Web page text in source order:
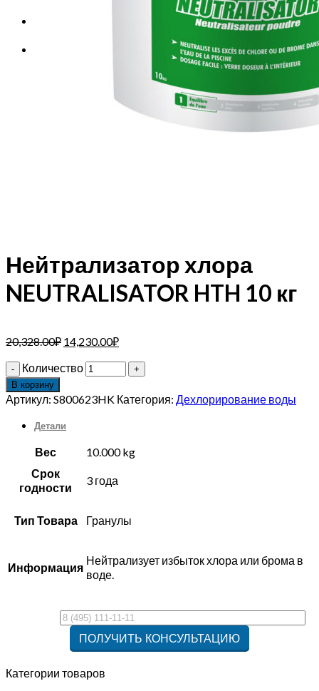
Нейтрализатор хлора
NEUTRALISATOR HTH 10 кг
20,328.00₽ 14,230.00₽
Количество
В корзину
Артикул: S800623HK Категория: Дехлорирование воды
Детали
Вес
10.000 kg
Срок
годности
3 года
Тип Товара Гранулы
Информация
Нейтрализует избыток хлора или брома в
воде.
Категории товаров